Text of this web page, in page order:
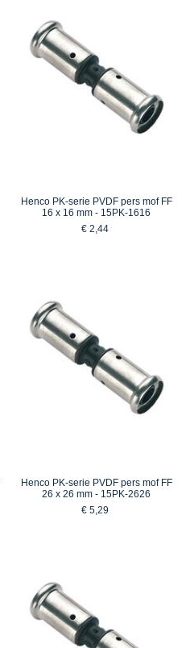
Henco PK-serie PVDF pers mof FF
16 x 16 mm - 15PK-1616
€ 2,44
Henco PK-serie PVDF pers mof FF
26 x 26 mm - 15PK-2626
€ 5,29